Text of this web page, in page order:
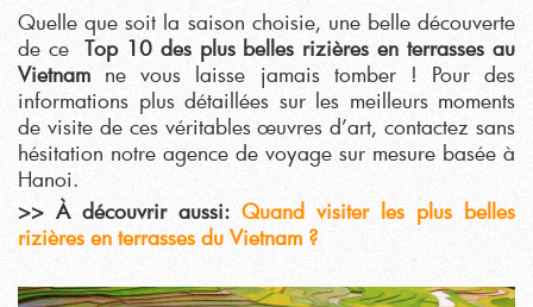
Quelle que soit la saison choisie, une belle découverte
de ce Top 10 des plus belles rizières en terrasses au
Vietnam ne vous laisse jamais tomber ! Pour des
informations plus détaillées sur les meilleurs moments
de visite de ces véritables œuvres d’art, contactez sans
hésitation notre agence de voyage sur mesure basée à
Hanoi.
>> À découvrir aussi: Quand visiter les plus belles
rizières en terrasses du Vietnam ?